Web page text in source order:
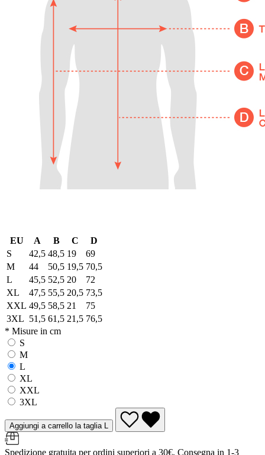
EU A B C
D
S
42,5 48,5 19
69
M
44 50,5 19,5 70,5
L
45,5 52,5 20
72
XL
47,5 55,5 20,5 73,5
XXL 49,5 58,5 21
75
3XL 51,5 61,5 21,5 76,5
* Misure in cm
S
M
L
XL
XXL
3XL
Aggiungi a carrello la taglia L
Spedizione gratuita per ordini superiori a 30€. Consegna in 1-3